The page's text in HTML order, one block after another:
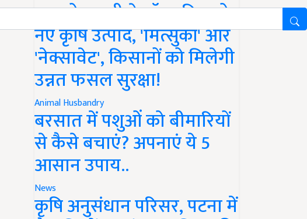
इफको-एमसी ने लॉन्च किए दो
नए कृषि उत्पाद, 'मित्सुकी' और
'नेक्सावेट', किसानों को मिलेगी
उन्नत फसल सुरक्षा!
Animal Husbandry
बरसात में पशुओं को बीमारियों
से कैसे बचाएं? अपनाएं ये 5
आसान उपाय..
News
कृषि अनुसंधान परिसर, पटना में